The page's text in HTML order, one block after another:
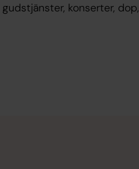
konserter, dop,